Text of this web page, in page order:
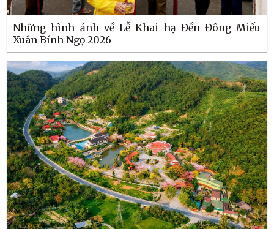
Những hình ảnh về Lễ Khai hạ Đền Đông Miếu
Xuân Bính Ngọ 2026